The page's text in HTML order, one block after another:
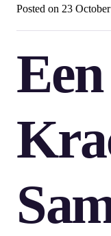
Posted on 23
Een